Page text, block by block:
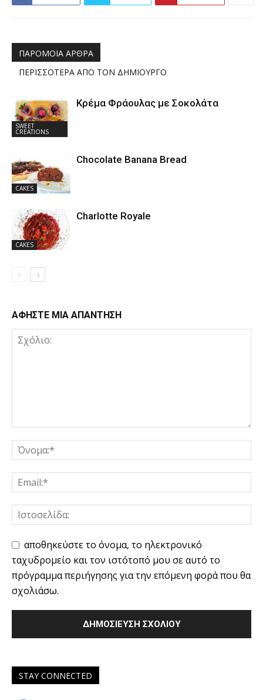
ΠΑΡΟΜΟΙΑ ΑΡΘΡΑ
ΠΕΡΙΣΣΟΤΕΡΑ ΑΠΟ ΤΟΝ ΔΗΜΙΟΥΡΓΟ
SWEET
CREATIONS
Κρέμα Φράουλας με Σοκολάτα
CAKES
Chocolate Banana Bread
CAKES
Charlotte Royale
ΑΦΗΣΤΕ ΜΙΑ ΑΠΑΝΤΗΣΗ
αποθηκεύστε το όνομα, το ηλεκτρονικό
ταχυδρομείο και τον ιστότοπό μου σε αυτό το
πρόγραμμα περιήγησης για την επόμενη φορά που θα
σχολιάσω.
STAY CONNECTED